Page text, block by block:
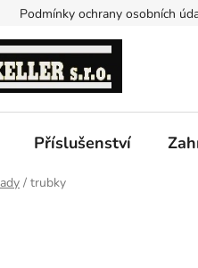
Podmínky ochrany osobních
Příslušenství
/ trubky